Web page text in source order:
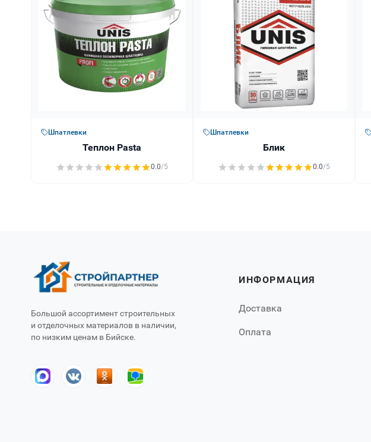
Шпатлевки
Теплон Pasta
0.0/5
Шпатлевки
Блик
0.0/5
Большой ассортимент строительных
и отделочных материалов в наличии,
по низким ценам в Бийске.
ИНФОРМАЦИЯ
Доставка
Оплата